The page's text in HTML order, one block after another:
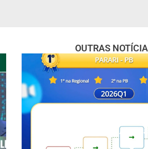
OUTRAS
Parari é destaque na